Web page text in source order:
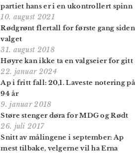
partiet hans er i en ukontrollert spinn
10. august 2021
Rødgrønt flertall for første gang siden
valget
31. august 2018
Høyre kan ikke ta en valgseier for gitt
22. januar 2024
Ap i fritt fall: 20,1. Laveste notering på
94 år
9. januar 2018
Støre stenger døra for MDG og Rødt
26. juli 2017
Snitt av målingene i september: Ap
mest tilbake, velgerne vil ha Erna